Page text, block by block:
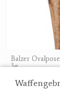
Balzer
3g